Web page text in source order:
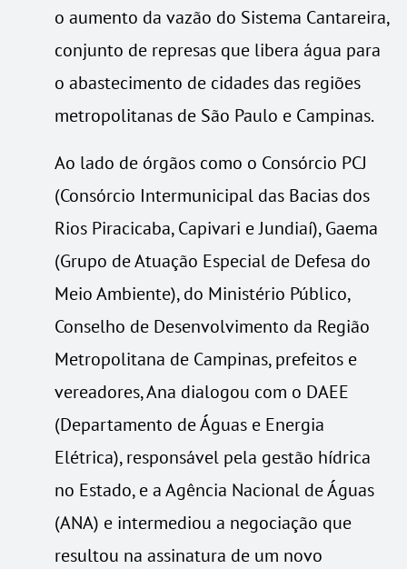
o aumento da vazão do Sistema Cantareira,
conjunto de represas que libera água para
o abastecimento de cidades das regiões
metropolitanas de São Paulo e Campinas.
Ao lado de órgãos como o Consórcio PCJ
(Consórcio Intermunicipal das Bacias dos
Rios Piracicaba, Capivari e Jundiaí), Gaema
(Grupo de Atuação Especial de Defesa do
Meio Ambiente), do Ministério Público,
Conselho de Desenvolvimento da Região
Metropolitana de Campinas, prefeitos e
vereadores, Ana dialogou com o DAEE
(Departamento de Águas e Energia
Elétrica), responsável pela gestão hídrica
no Estado, e a Agência Nacional de Águas
(ANA) e intermediou a negociação que
resultou na assinatura de um novo